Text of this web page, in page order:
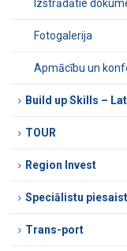
Izstrādātie
Fotogalerija
Apmācību un
Build up Skills –
TOUR
Region Invest
Speciālistu
Trans-port